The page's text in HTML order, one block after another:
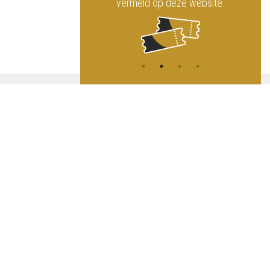
vermeld op deze website.